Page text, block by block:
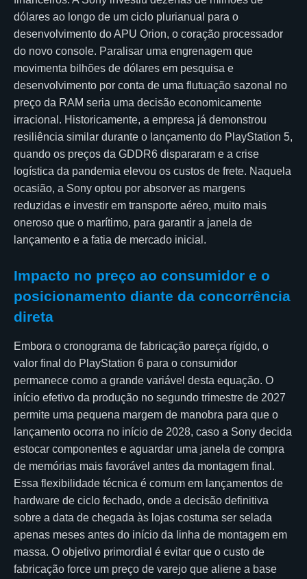
dólares ao longo de um ciclo plurianual para o
desenvolvimento do APU Orion, o coração processador
do novo console. Paralisar uma engrenagem que
movimenta bilhões de dólares em pesquisa e
desenvolvimento por conta de uma flutuação sazonal no
preço da RAM seria uma decisão economicamente
irracional. Historicamente, a empresa já demonstrou
resiliência similar durante o lançamento do PlayStation 5,
quando os preços da GDDR6 dispararam e a crise
logística da pandemia elevou os custos de frete. Naquela
ocasião, a Sony optou por absorver as margens
reduzidas e investir em transporte aéreo, muito mais
oneroso que o marítimo, para garantir a janela de
lançamento e a fatia de mercado inicial.
Impacto no preço ao consumidor e o
posicionamento diante da concorrência
direta
Embora o cronograma de fabricação pareça rígido, o
valor final do PlayStation 6 para o consumidor
permanece como a grande variável desta equação. O
início efetivo da produção no segundo trimestre de 2027
permite uma pequena margem de manobra para que o
lançamento ocorra no início de 2028, caso a Sony decida
estocar componentes e aguardar uma janela de compra
de memórias mais favorável antes da montagem final.
Essa flexibilidade técnica é comum em lançamentos de
hardware de ciclo fechado, onde a decisão definitiva
sobre a data de chegada às lojas costuma ser selada
apenas meses antes do início da linha de montagem em
massa. O objetivo primordial é evitar que o custo de
fabricação force um preço de varejo que aliene a base